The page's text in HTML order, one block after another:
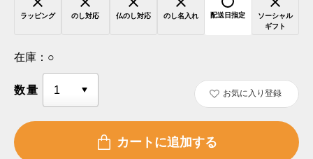
ラッピング のし対応 仏のし対応 のし名入れ 配送日指定
ソーシャル
ギフト
在庫： ○
数量 お気に入り登録